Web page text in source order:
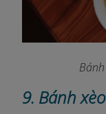
9. Bánh